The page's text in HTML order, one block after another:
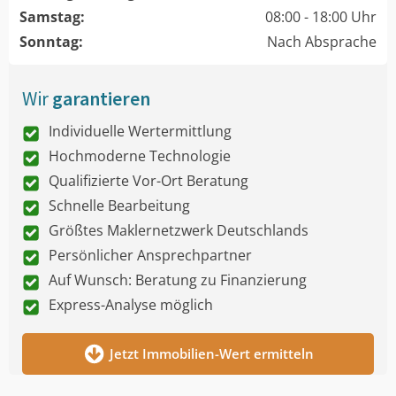
Samstag:
08:00 - 18:00 Uhr
Sonntag:
Nach Absprache
Wirgarantieren
Individuelle Wertermittlung
Hochmoderne Technologie
Qualifizierte Vor-Ort Beratung
Schnelle Bearbeitung
Größtes Maklernetzwerk Deutschlands
Persönlicher Ansprechpartner
Auf Wunsch: Beratung zu Finanzierung
Express-Analyse möglich
Jetzt Immobilien-Wert ermitteln